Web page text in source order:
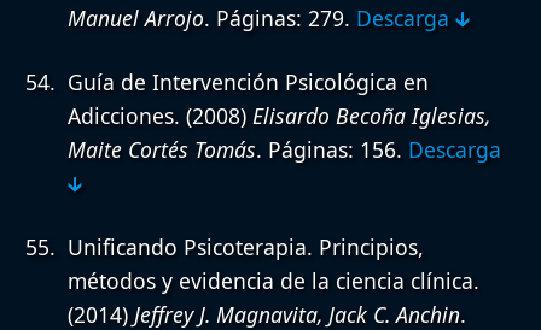
Manuel Arrojo. Páginas: 279. Descarga 🡳
Guía de Intervención Psicológica en
Adicciones. (2008) Elisardo Becoña Iglesias,
Maite Cortés Tomás. Páginas: 156. Descarga
🡳
Unificando Psicoterapia. Principios,
métodos y evidencia de la ciencia clínica.
(2014) Jeffrey J. Magnavita, Jack C. Anchin.